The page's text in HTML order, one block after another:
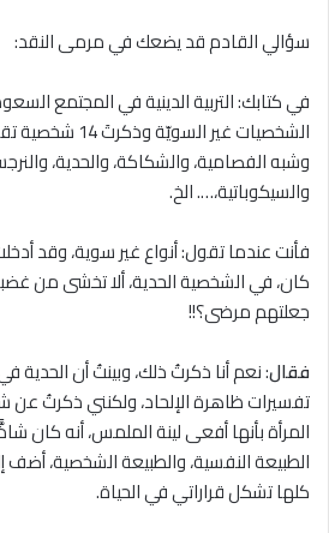
سؤالي القادم قد يضعك في مرمى النقد:
في كتابك: التربية الدينية في المجتمع
الشخصيات غير
وشبه الفصامية، والشكاكة، والحدية،
والسيكوباتية،…. الخ.
فأنت عندما تقول: أنواع غير سوية، وقد
كان، في الشخصية الحدية، ألا تخشى من
جعلتهم مرضى؟!!
فقال: نعم أنا ذكرتُ ذلك، وبينتُ أن الحدية
تفسيرات ظاهرة الإلحاد، ولكنني ذكرتُ
المرأة بأنها أفعى لينة الملمس، أنه كان
الطبيعة النفسية، والطبيعة الشخصية، أضف
كلها تشكل قراراتي في الحياة.